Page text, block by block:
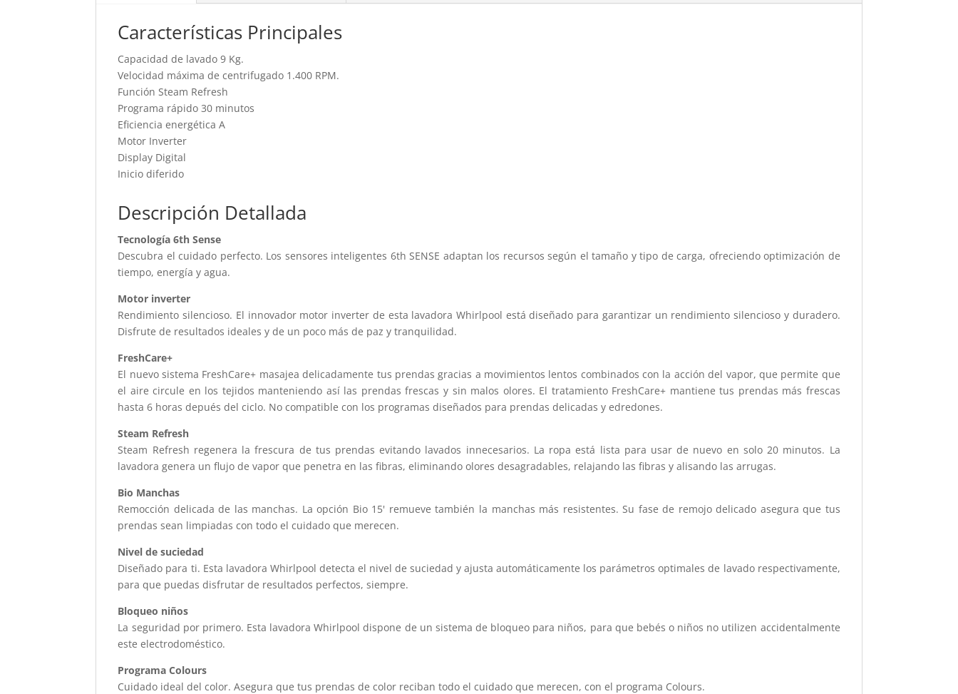
Características Principales
Capacidad de lavado 9 Kg.
Velocidad máxima de centrifugado 1.400 RPM.
Función Steam Refresh
Programa rápido 30 minutos
Eficiencia energética A
Motor Inverter
Display Digital
Inicio diferido
Descripción Detallada
Tecnología 6th Sense
Descubra el cuidado perfecto. Los sensores inteligentes 6th SENSE adaptan los recursos según el tamaño y tipo de carga, ofreciendo optimización de
tiempo, energía y agua.
Motor inverter
Rendimiento silencioso. El innovador motor inverter de esta lavadora Whirlpool está diseñado para garantizar un rendimiento silencioso y duradero.
Disfrute de resultados ideales y de un poco más de paz y tranquilidad.
FreshCare+
El nuevo sistema FreshCare+ masajea delicadamente tus prendas gracias a movimientos lentos combinados con la acción del vapor, que permite que
el aire circule en los tejidos manteniendo así las prendas frescas y sin malos olores. El tratamiento FreshCare+ mantiene tus prendas más frescas
hasta 6 horas depués del ciclo. No compatible con los programas diseñados para prendas delicadas y edredones.
Steam Refresh
Steam Refresh regenera la frescura de tus prendas evitando lavados innecesarios. La ropa está lista para usar de nuevo en solo 20 minutos. La
lavadora genera un flujo de vapor que penetra en las fibras, eliminando olores desagradables, relajando las fibras y alisando las arrugas.
Bio Manchas
Remocción delicada de las manchas. La opción Bio 15' remueve también la manchas más resistentes. Su fase de remojo delicado asegura que tus
prendas sean limpiadas con todo el cuidado que merecen.
Nivel de suciedad
Diseñado para ti. Esta lavadora Whirlpool detecta el nivel de suciedad y ajusta automáticamente los parámetros optimales de lavado respectivamente,
para que puedas disfrutar de resultados perfectos, siempre.
Bloqueo niños
La seguridad por primero. Esta lavadora Whirlpool dispone de un sistema de bloqueo para niños, para que bebés o niños no utilizen accidentalmente
este electrodoméstico.
Programa Colours
Cuidado ideal del color. Asegura que tus prendas de color reciban todo el cuidado que merecen, con el programa Colours.